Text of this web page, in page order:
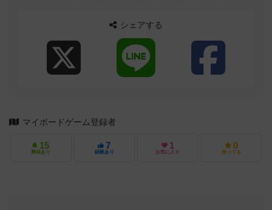
シェアする
マイボードゲーム登録者
15
興味あり
7
経験あり
1
お気に入り
0
持ってる